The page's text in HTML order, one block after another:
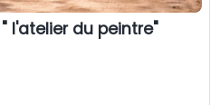
l'atelier du peintre"